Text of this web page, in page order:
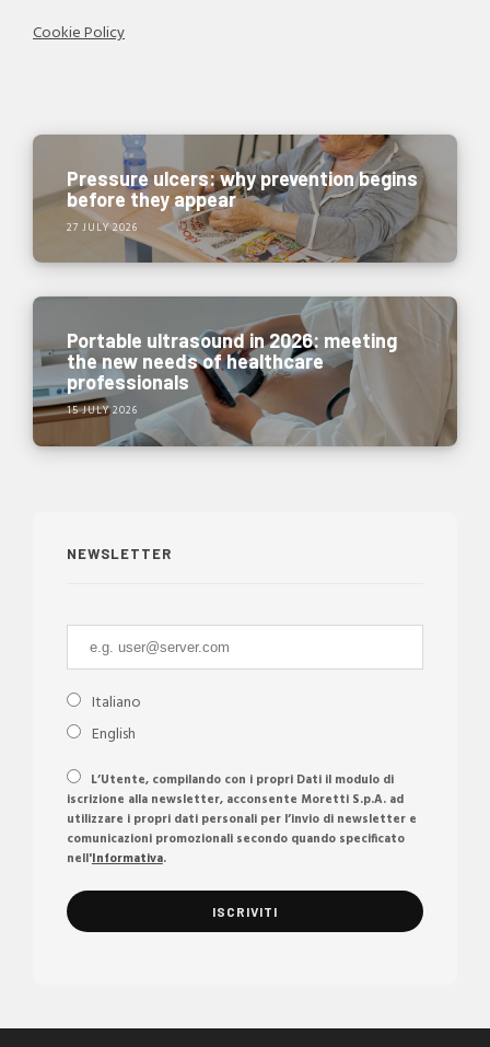
Cookie Policy
Pressure ulcers: why prevention begins
before they appear
27 JULY 2026
Portable ultrasound in 2026: meeting
the new needs of healthcare
professionals
15 JULY 2026
NEWSLETTER
Italiano
English
L’Utente, compilando con i propri Dati il modulo di
iscrizione alla newsletter, acconsente Moretti S.p.A. ad
utilizzare i propri dati personali per l’invio di newsletter e
comunicazioni promozionali secondo quando specificato
nell'Informativa.